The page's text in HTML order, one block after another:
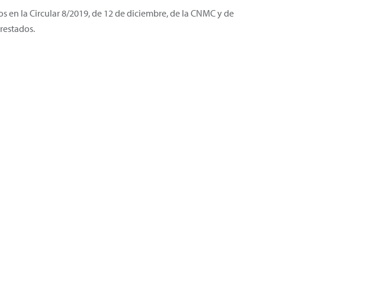
en la Circular 8/2019, de 12 de diciembre, de la CNMC y de